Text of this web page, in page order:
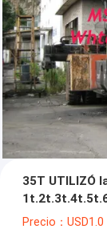
35T UTILIZÓ
TOYOTA
Precio：USD1.0